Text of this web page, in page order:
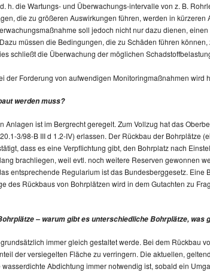
h. die Wartungs- und Überwachungs-intervalle von z. B.
die zu größeren Auswirkungen führen, werden in
soll jedoch nicht nur dazu dienen,
müssen die Bedingungen, die zu Schäden führen
schließt die Überwachung der möglichen
der Forderung von aufwendigen Monitoringmaßnahmen wird
werden muss?
ist im Bergrecht geregelt. Zum Vollzug hat das
3/98-B III d 1.2-IV) erlassen. Der Rückbau der Bohrplätze
dass es eine Verpflichtung gibt, den Bohrplatz nach
brachliegen, weil evtl. noch weitere Reserven gewonnen
entsprechende Regularium ist das Bundesberggesetz. Eine
des Rückbaus von Bohrplätzen wird in dem Gutachten zu
– warum gibt es unterschiedliche Bohrplätze, was
immer gleich gestaltet werde. Bei dem Rückbau
der versiegelten Fläche zu verringern. Die aktuellen,
Abdichtung immer notwendig ist, sobald ein